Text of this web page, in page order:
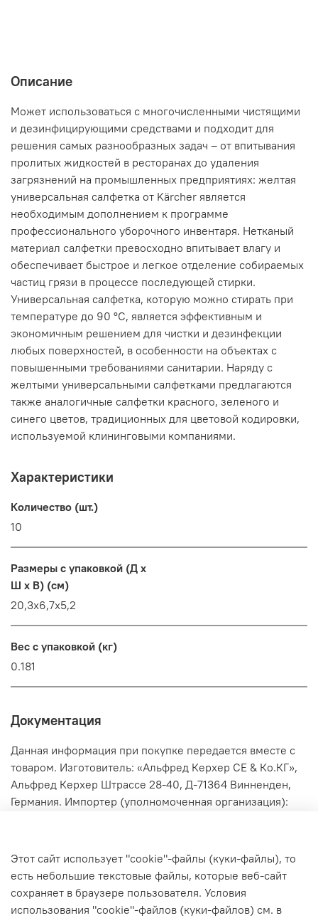
Описание
Может использоваться с многочисленными чистящими
и дезинфицирующими средствами и подходит для
решения самых разнообразных задач – от впитывания
пролитых жидкостей в ресторанах до удаления
загрязнений на промышленных предприятиях: желтая
универсальная салфетка от Kärcher является
необходимым дополнением к программе
профессионального уборочного инвентаря. Нетканый
материал салфетки превосходно впитывает влагу и
обеспечивает быстрое и легкое отделение собираемых
частиц грязи в процессе последующей стирки.
Универсальная салфетка, которую можно стирать при
температуре до 90 °C, является эффективным и
экономичным решением для чистки и дезинфекции
любых поверхностей, в особенности на объектах с
повышенными требованиями санитарии. Наряду с
желтыми универсальными салфетками предлагаются
также аналогичные салфетки красного, зеленого и
синего цветов, традиционных для цветовой кодировки,
используемой клининговыми компаниями.
Характеристики
Количество (шт.)
10
Размеры с упаковкой (Д x
Ш x В) (см)
20,3x6,7x5,2
Вес с упаковкой (кг)
0.181
Документация
Данная информация при покупке передается вместе с
товаром. Изготовитель: «Альфред Керхер СЕ & Ко.КГ»,
Альфред Керхер Штрассе 28-40, Д-71364 Винненден,
Германия. Импортер (уполномоченная организация):
горячая линия (звонок бесплатный) 8 800 1000 654.
Страна производства (происхождения): Италия.
Продукция не подлежит обязательной сертификации.
Этот сайт использует "cookie"-файлы (куки-файлы), то
есть небольшие текстовые файлы, которые веб-сайт
сохраняет в браузере пользователя. Условия
использования "cookiе"-файлов (куки-файлов) см. в